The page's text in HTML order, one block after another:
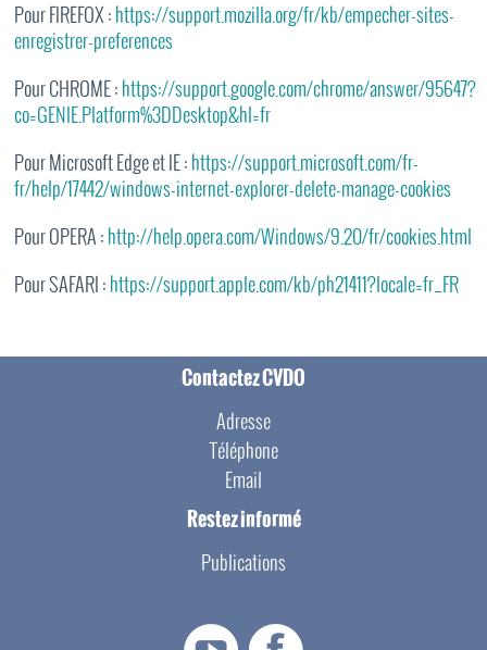
Pour FIREFOX : https://support.mozilla.org/fr/kb/empecher-sites-
enregistrer-preferences
Pour CHROME : https://support.google.com/chrome/answer/95647?
co=GENIE.Platform%3DDesktop&hl=fr
Pour Microsoft Edge et IE : https://support.microsoft.com/fr-
fr/help/17442/windows-internet-explorer-delete-manage-cookies
Pour OPERA : http://help.opera.com/Windows/9.20/fr/cookies.html
Pour SAFARI : https://support.apple.com/kb/ph21411?locale=fr_FR
Contactez CVDO
Adresse
Téléphone
Email
Restez informé
Publications